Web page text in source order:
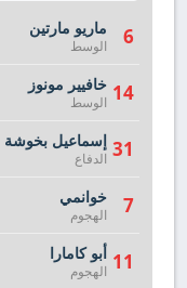
6 ماريو مارتين
الوسط
14 خافيير مونوز
الوسط
31 إسماعيل بخوشة
الدفاع
7 خوانمي
الهجوم
11 أبو كامارا
الهجوم